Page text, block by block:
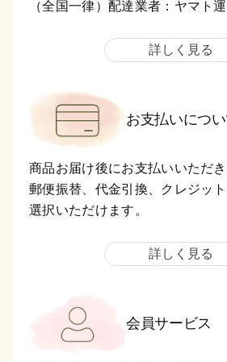
（全国一律）配達業者：ヤマト
詳しく見る
お支払いにつ
商品お届け後にお支払いいただき
郵便振替、代金引換、クレジッ
選択いただけます。
詳しく見る
会員サービス